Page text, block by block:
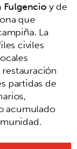
Fulgencioy de
que
La
civiles
partidas de
acumulado